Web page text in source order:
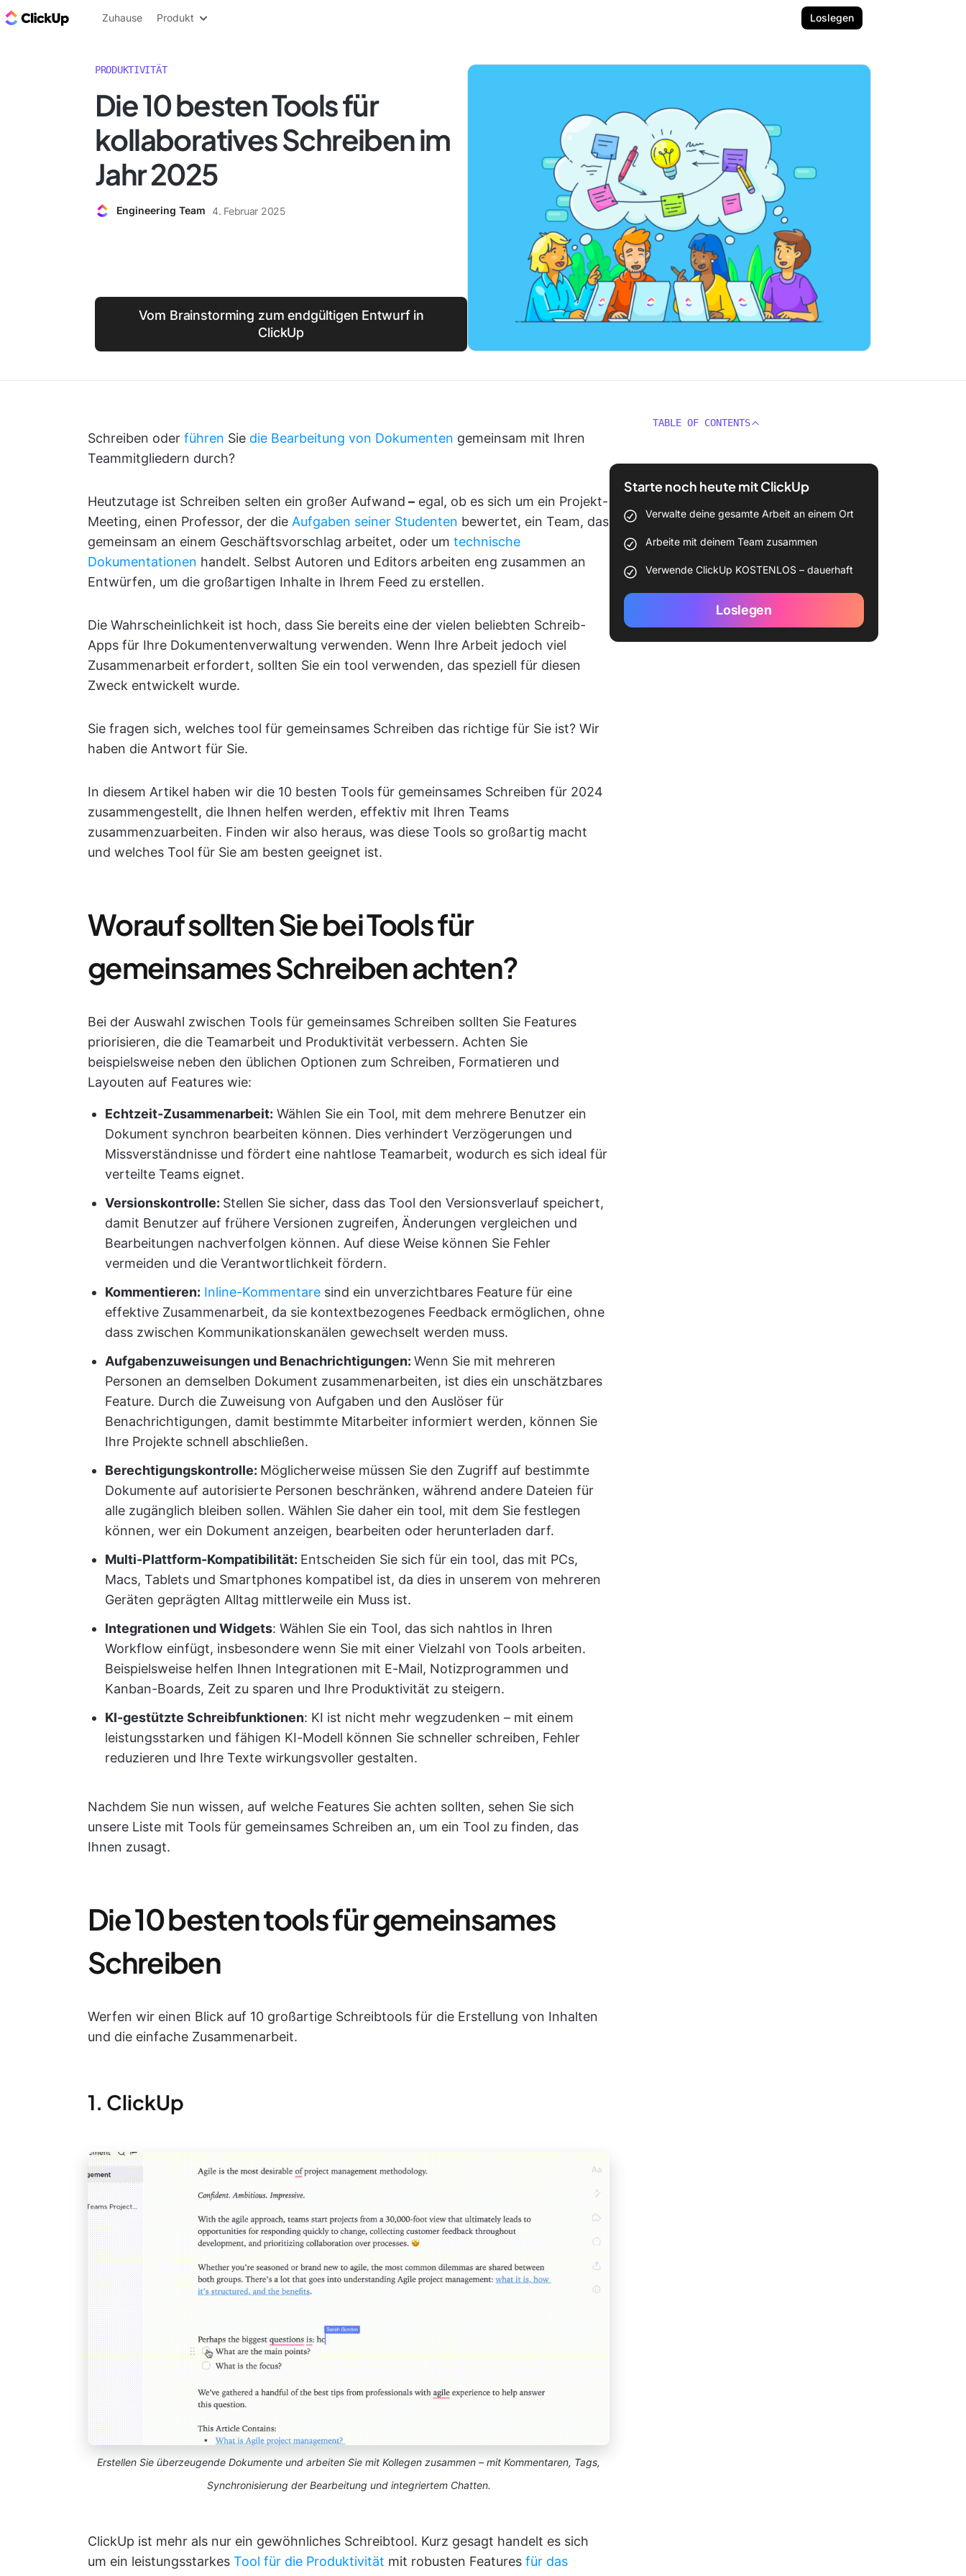
ClickUp Blog
Zuhause Produkt Loslegen
PRODUKTIVITÄT
Die 10 besten Tools für
kollaboratives Schreiben im
Jahr 2025
Engineering Team 4. Februar 2025
Vom Brainstorming zum endgültigen Entwurf in
ClickUp
Schreiben oder führen Sie die Bearbeitung von Dokumenten gemeinsam mit Ihren
Teammitgliedern durch?
Heutzutage ist Schreiben selten ein großer Aufwand – egal, ob es sich um ein Projekt-
Meeting, einen Professor, der die Aufgaben seiner Studenten bewertet, ein Team, das
gemeinsam an einem Geschäftsvorschlag arbeitet, oder um technische
Dokumentationen handelt. Selbst Autoren und Editors arbeiten eng zusammen an
Entwürfen, um die großartigen Inhalte in Ihrem Feed zu erstellen.
Die Wahrscheinlichkeit ist hoch, dass Sie bereits eine der vielen beliebten Schreib-
Apps für Ihre Dokumentenverwaltung verwenden. Wenn Ihre Arbeit jedoch viel
Zusammenarbeit erfordert, sollten Sie ein tool verwenden, das speziell für diesen
Zweck entwickelt wurde.
Sie fragen sich, welches tool für gemeinsames Schreiben das richtige für Sie ist? Wir
haben die Antwort für Sie.
In diesem Artikel haben wir die 10 besten Tools für gemeinsames Schreiben für 2024
zusammengestellt, die Ihnen helfen werden, effektiv mit Ihren Teams
zusammenzuarbeiten. Finden wir also heraus, was diese Tools so großartig macht
und welches Tool für Sie am besten geeignet ist.
Worauf sollten Sie bei Tools für
gemeinsames Schreiben achten?
Bei der Auswahl zwischen Tools für gemeinsames Schreiben sollten Sie Features
priorisieren, die die Teamarbeit und Produktivität verbessern. Achten Sie
beispielsweise neben den üblichen Optionen zum Schreiben, Formatieren und
Layouten auf Features wie:
Echtzeit-Zusammenarbeit: Wählen Sie ein Tool, mit dem mehrere Benutzer ein
Dokument synchron bearbeiten können. Dies verhindert Verzögerungen und
Missverständnisse und fördert eine nahtlose Teamarbeit, wodurch es sich ideal für
verteilte Teams eignet.
Versionskontrolle: Stellen Sie sicher, dass das Tool den Versionsverlauf speichert,
damit Benutzer auf frühere Versionen zugreifen, Änderungen vergleichen und
Bearbeitungen nachverfolgen können. Auf diese Weise können Sie Fehler
vermeiden und die Verantwortlichkeit fördern.
Kommentieren: Inline-Kommentare sind ein unverzichtbares Feature für eine
effektive Zusammenarbeit, da sie kontextbezogenes Feedback ermöglichen, ohne
dass zwischen Kommunikationskanälen gewechselt werden muss.
Aufgabenzuweisungen und Benachrichtigungen: Wenn Sie mit mehreren
Personen an demselben Dokument zusammenarbeiten, ist dies ein unschätzbares
Feature. Durch die Zuweisung von Aufgaben und den Auslöser für
Benachrichtigungen, damit bestimmte Mitarbeiter informiert werden, können Sie
Ihre Projekte schnell abschließen.
Berechtigungskontrolle: Möglicherweise müssen Sie den Zugriff auf bestimmte
Dokumente auf autorisierte Personen beschränken, während andere Dateien für
alle zugänglich bleiben sollen. Wählen Sie daher ein tool, mit dem Sie festlegen
können, wer ein Dokument anzeigen, bearbeiten oder herunterladen darf.
Multi-Plattform-Kompatibilität: Entscheiden Sie sich für ein tool, das mit PCs,
Macs, Tablets und Smartphones kompatibel ist, da dies in unserem von mehreren
Geräten geprägten Alltag mittlerweile ein Muss ist.
Integrationen und Widgets: Wählen Sie ein Tool, das sich nahtlos in Ihren
Workflow einfügt, insbesondere wenn Sie mit einer Vielzahl von Tools arbeiten.
Beispielsweise helfen Ihnen Integrationen mit E-Mail, Notizprogrammen und
Kanban-Boards, Zeit zu sparen und Ihre Produktivität zu steigern.
KI-gestützte Schreibfunktionen: KI ist nicht mehr wegzudenken – mit einem
leistungsstarken und fähigen KI-Modell können Sie schneller schreiben, Fehler
reduzieren und Ihre Texte wirkungsvoller gestalten.
Nachdem Sie nun wissen, auf welche Features Sie achten sollten, sehen Sie sich
unsere Liste mit Tools für gemeinsames Schreiben an, um ein Tool zu finden, das
Ihnen zusagt.
Die 10 besten tools für gemeinsames
Schreiben
Werfen wir einen Blick auf 10 großartige Schreibtools für die Erstellung von Inhalten
und die einfache Zusammenarbeit.
1. ClickUp
Erstellen Sie überzeugende Dokumente und arbeiten Sie mit Kollegen zusammen – mit Kommentaren, Tags,
Synchronisierung der Bearbeitung und integriertem Chatten.
ClickUp ist mehr als nur ein gewöhnliches Schreibtool. Kurz gesagt handelt es sich
um ein leistungsstarkes Tool für die Produktivität mit robusten Features für das
TABLE OF CONTENTS
Starte noch heute mit ClickUp
Verwalte deine gesamte Arbeit an einem Ort
Arbeite mit deinem Team zusammen
Verwende ClickUp KOSTENLOS – dauerhaft
Loslegen